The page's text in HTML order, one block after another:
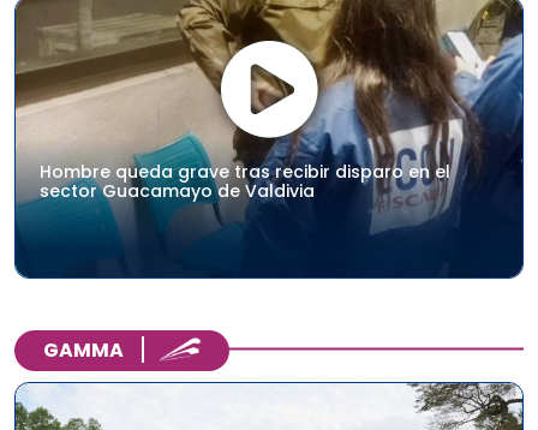
Hombre queda grave tras recibir disparo en el
sector Guacamayo de Valdivia
GAMMA